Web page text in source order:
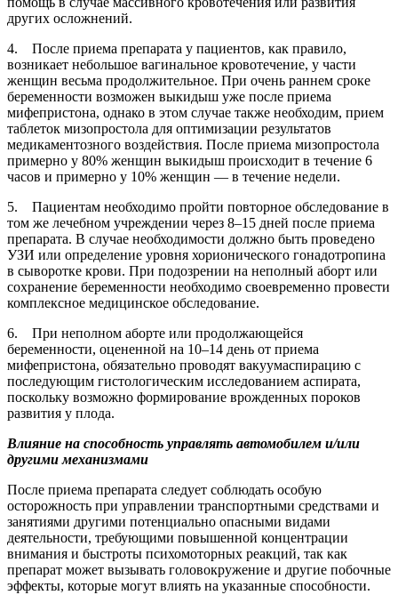
других осложнений.
4. После приема препарата у пациентов, как правило,
возникает небольшое вагинальное кровотечение, у части
женщин весьма продолжительное. При очень раннем сроке
беременности возможен выкидыш уже после приема
мифепристона, однако в этом случае также необходим, прием
таблеток мизопростола для оптимизации результатов
медикаментозного воздействия. После приема мизопростола
примерно у 80% женщин выкидыш происходит в течение 6
часов и примерно у 10% женщин — в течение недели.
5. Пациентам необходимо пройти повторное обследование в
том же лечебном учреждении через 8–15 дней после приема
препарата. В случае необходимости должно быть проведено
УЗИ или определение уровня хорионического гонадотропина
в сыворотке крови. При подозрении на неполный аборт или
сохранение беременности необходимо своевременно провести
комплексное медицинское обследование.
6. При неполном аборте или продолжающейся
беременности, оцененной на 10–14 день от приема
мифепристона, обязательно проводят вакуумаспирацию с
последующим гистологическим исследованием аспирата,
поскольку возможно формирование врожденных пороков
развития у плода.
Влияние на способность управлять автомобилем и/или
другими механизмами
После приема препарата следует соблюдать особую
осторожность при управлении транспортными средствами и
занятиями другими потенциально опасными видами
деятельности, требующими повышенной концентрации
внимания и быстроты психомоторных реакций, так как
препарат может вызывать головокружение и другие побочные
эффекты, которые могут влиять на указанные способности.